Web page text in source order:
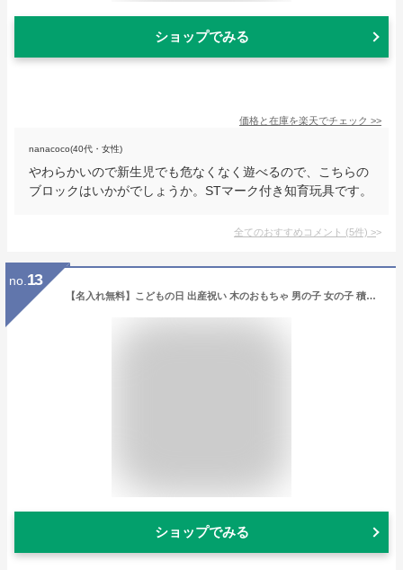
ショップでみる
価格と在庫を楽天でチェック >>
nanacoco(40代・女性)
やわらかいので新生児でも危なくなく遊べるので、こちらの
ブロックはいかがでしょうか。STマーク付き知育玩具です。
全てのおすすめコメント (5件) >
no. 13
【名入れ無料】こどもの日 出産祝い 木のおもちゃ 男の子 女の子 積み木 名入れ ミルキートイ ドリーミィーツリー パズル エドインター 誕生日 誕生日プレゼント 1歳 2歳 男 女 ハーフバースデー パステル
ショップでみる